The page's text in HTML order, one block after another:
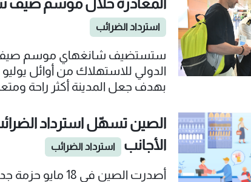
استرداد الضرائب
ستستضيف شانغهاي موسم
الدولي للاستهلاك من أوائل يوليو
بهدف جعل المدينة أكثر راحة
وخوض تجاربها المتنوعة.
الصين تسهّل استرداد
الأجانب
استرداد الضرائب
أصدرت الصين في 18 مايو